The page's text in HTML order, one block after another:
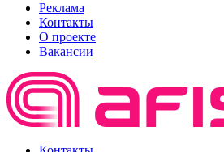
Реклама
Контакты
О проекте
Вакансии